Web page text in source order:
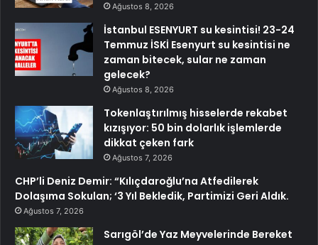
Ağustos 8, 2026
İstanbul ESENYURT su kesintisi! 23-24
Temmuz İSKİ Esenyurt su kesintisi ne
zaman bitecek, sular ne zaman
gelecek?
Ağustos 8, 2026
Tokenlaştırılmış hisselerde rekabet
kızışıyor: 50 bin dolarlık işlemlerde
dikkat çeken fark
Ağustos 7, 2026
CHP’li Deniz Demir: “Kılıçdaroğlu’na Atfedilerek
Dolaşıma Sokulan; ‘3 Yıl Bekledik, Partimizi Geri Aldık.
Ağustos 7, 2026
Sarıgöl’de Yaz Meyvelerinde Bereket